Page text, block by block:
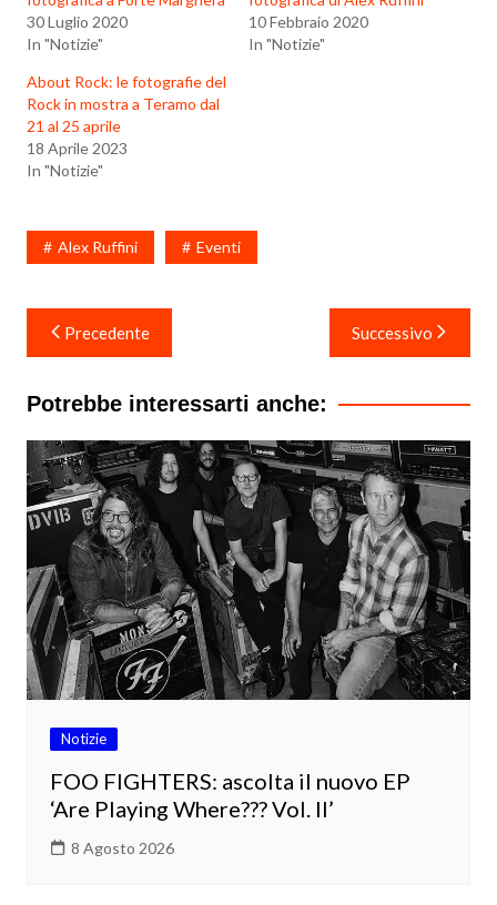
30 Luglio 2020
In "Notizie"
10 Febbraio 2020
In "Notizie"
About Rock: le fotografie del
Rock in mostra a Teramo dal
21 al 25 aprile
18 Aprile 2023
In "Notizie"
Alex Ruffini Eventi
Navigazione
articoli
Precedente Successivo
Potrebbe interessarti anche:
Notizie
FOO FIGHTERS: ascolta il nuovo EP
‘Are Playing Where??? Vol. II’
8 Agosto 2026